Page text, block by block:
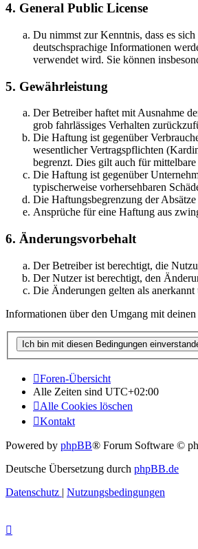
4. General Public License
Du nimmst zur Kenntnis, dass es
deutschsprachige Informationen
verwendet wird. Sie können
5. Gewährleistung
Der Betreiber haftet mit Ausnahme
grob fahrlässiges Verhalten
Die Haftung ist gegenüber
wesentlicher Vertragspflichten
begrenzt. Dies gilt auch für
Die Haftung ist gegenüber
typischerweise vorhersehbaren
Die Haftungsbegrenzung der
Ansprüche für eine Haftung aus
6. Änderungsvorbehalt
Der Betreiber ist berechtigt, die
Der Nutzer ist berechtigt, den
Die Änderungen gelten als
Informationen über den Umgang mit
Foren-Übersicht
Alle Zeiten sind UTC+02:00
Alle Cookies löschen
Kontakt
Powered by phpBB® Forum Software ©
Deutsche Übersetzung durch phpBB.de
Datenschutz | Nutzungsbedingungen